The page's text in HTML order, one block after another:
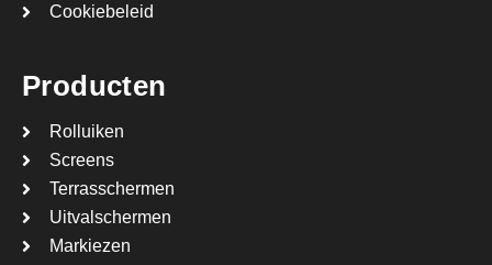
Cookiebeleid
Producten
Rolluiken
Screens
Terrasschermen
Uitvalschermen
Markiezen